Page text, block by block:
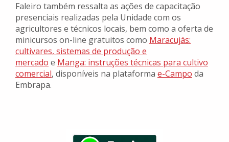
Faleiro também ressalta as ações de capacitação
presenciais realizadas pela Unidade com os
agricultores e técnicos locais, bem como a oferta de
minicursos on-line gratuitos como Maracujás:
cultivares, sistemas de produção e
mercado e Manga: instruções técnicas para cultivo
comercial, disponíveis na plataforma e-Campo da
Embrapa.